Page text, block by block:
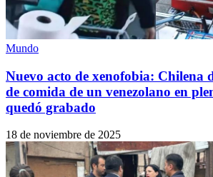
Mundo
Nuevo acto de xenofobia: Chilena
de comida de un venezolano en
quedó grabado
18 de noviembre de 2025